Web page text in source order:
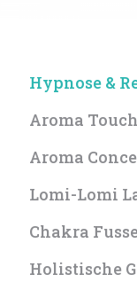
Hypnose &
Aroma Touch
Aroma
Lomi-Lomi
Chakra
Holistische